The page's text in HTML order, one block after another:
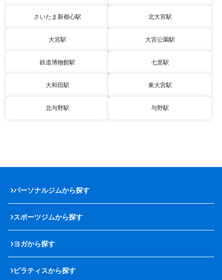
さいたま新都心駅 北大宮駅
大宮駅 大宮公園駅
鉄道博物館駅 七里駅
大和田駅 東大宮駅
北与野駅 与野駅
パーソナルジムから探す
スポーツジムから探す
ヨガから探す
ピラティスから探す